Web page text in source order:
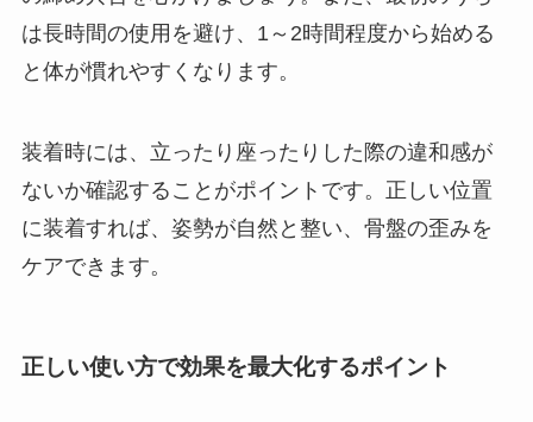
は長時間の使用を避け、1～2時間程度から始める
と体が慣れやすくなります。
装着時には、立ったり座ったりした際の違和感が
ないか確認することがポイントです。正しい位置
に装着すれば、姿勢が自然と整い、骨盤の歪みを
ケアできます。
正しい使い方で効果を最大化するポイント